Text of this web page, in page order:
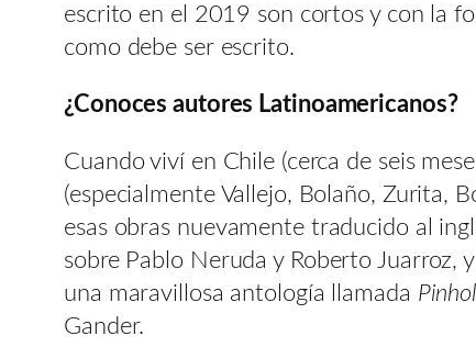
escrito en el 2019 son cortos y con la
como debe ser escrito.
¿Conoces autores Latinoamericanos?
Cuando viví en Chile (cerca de seis
(especialmente Vallejo, Bolaño, Zurita,
esas obras nuevamente traducido al
sobre Pablo Neruda y Roberto Juarroz,
una maravillosa antología llamada
Gander.